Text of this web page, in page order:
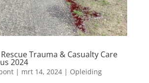
Trauma & Casualty Care
2024
| mrt 14, 2024| Opleiding